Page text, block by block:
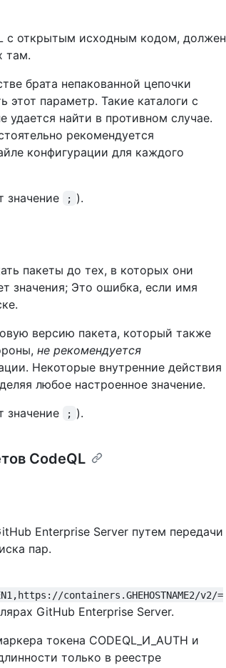
с открытым исходным кодом, должен
там.
брата непакованной цепочки
этот параметр. Такие каталоги с
удается найти в противном случае.
рекомендуется
конфигурации для каждого
значение
; ).
пакеты до тех, в которых они
значения; Это ошибка, если имя
версию пакета, который также
не рекомендуется
Некоторые внутренние действия
любое настроенное значение.
значение
; ).
CodeQL
Enterprise Server путем передачи
пар.
containers.GHEHOSTNAME2/v2/=
GitHub Enterprise Server.
токена CODEQL_И_AUTH и
только в реестре